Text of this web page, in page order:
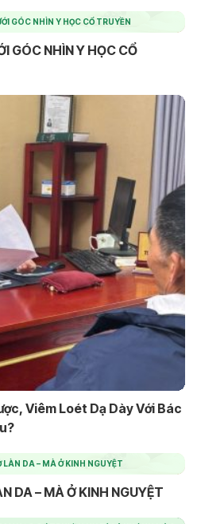
GÓC NHÌN Y HỌC CỔ TRUYỀN
GÓC NHÌN Y HỌC CỔ
Viêm Loét Dạ Dày Với Bác
LÀN DA – MÀ Ở KINH NGUYỆT
DA – MÀ Ở KINH NGUYỆT